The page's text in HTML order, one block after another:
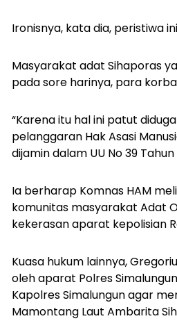
Ironisnya, kata dia, peristiwa
Masyarakat adat Sihaporas
pada sore harinya, para
“Karena itu hal ini patut
pelanggaran Hak Asasi
dijamin dalam UU No 39
Ia berharap Komnas HAM
komunitas masyarakat Adat
kekerasan aparat kepolisian
Kuasa hukum lainnya,
oleh aparat Polres
Kapolres Simalungun agar
Mamontang Laut Ambarita